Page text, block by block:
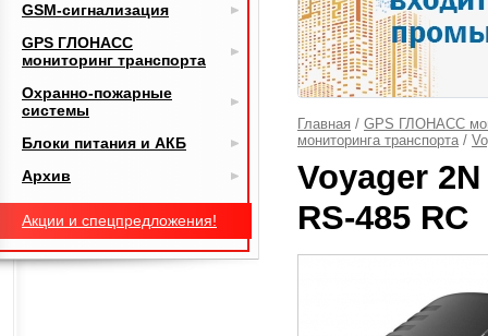
Главная / GPS ГЛОНАСС
мониторинга транспорта/
Voyager
RS-485 RC
GSM-сигнализация
GPS ГЛОНАСС
мониторинг транспорта
Охранно-пожарные
системы
Блоки питания и АКБ
Архив
Акции и спецпредложения!